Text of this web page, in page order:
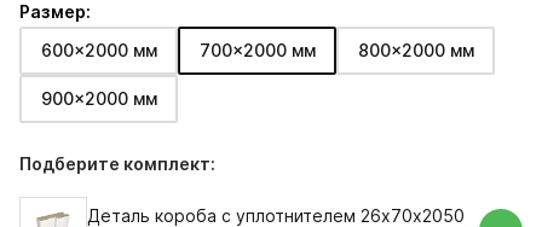
Размер:
600x2000 мм
700x2000 мм 800x2000 мм
900x2000 мм
Подберите комплект:
Деталь короба с уплотнителем 26х70х2050